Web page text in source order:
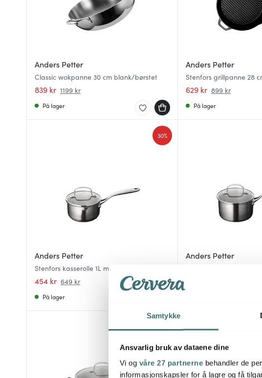
Samtykke
Ansvarlig bruk av dataene dine
Vi og våre 27 partnerne behandler de
informasjonskapsler for å lagre og få
Anders Petter
Classic wokpanne 30 cm blank/børstet
839 kr 1199 kr
På lager
Anders Petter
Stenfors grillpanne 28
629 kr 899 kr
På lager
Anders Petter
Stenfors kasserolle 1L matt rustfri
454 kr 649 kr
30%
På lager
Anders Petter